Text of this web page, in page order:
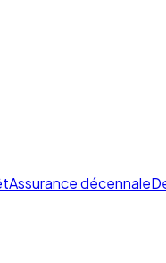
Assurance décennale